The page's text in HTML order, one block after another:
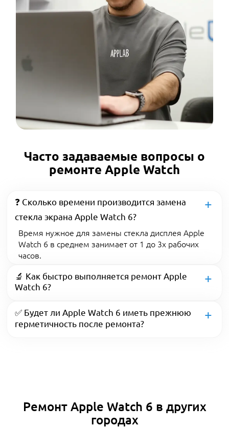
Часто задаваемые вопросы о
ремонте Apple Watch
❓ Сколько времени производится замена
стекла экрана Apple Watch 6?
Время нужное для замены стекла дисплея Apple
Watch 6 в среднем занимает от 1 до 3х рабочих
часов.
🔬 Как быстро выполняется ремонт Apple
Watch 6?
✅ Будет ли Apple Watch 6 иметь прежнюю
герметичность после ремонта?
Ремонт Apple Watch 6 в других
городах